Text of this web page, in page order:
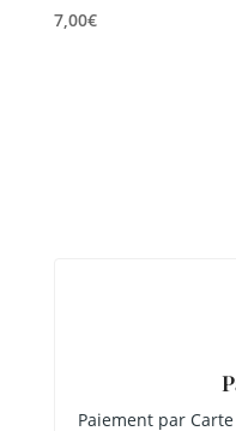
7,00€
Paiement par